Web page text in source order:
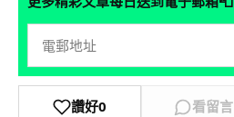
讚好0 看留言